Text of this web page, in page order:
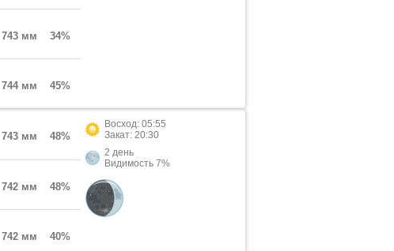
743 мм 34%
744 мм 45%
743 мм 48%
742 мм 48%
742 мм 40%
Восход: 05:55
Закат: 20:30
2 день
Видимость 7%